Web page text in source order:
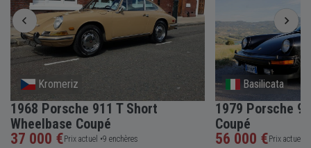
Kromeriz
1968 Porsche 911 T Short
Wheelbase Coupé
37 000 € Prix actuel •9 enchères
Basilicata
1979 Porsche
Coupé
56 000 € Prix actuel •